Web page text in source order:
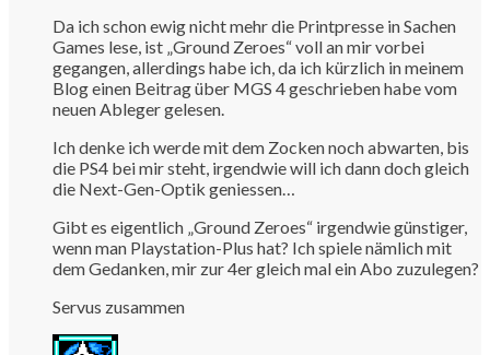
Da ich schon ewig nicht mehr die Printpresse in Sachen
Games lese, ist „Ground Zeroes“ voll an mir vorbei
gegangen, allerdings habe ich, da ich kürzlich in meinem
Blog einen Beitrag über MGS 4 geschrieben habe vom
neuen Ableger gelesen.
Ich denke ich werde mit dem Zocken noch abwarten, bis
die PS4 bei mir steht, irgendwie will ich dann doch gleich
die Next-Gen-Optik geniessen…
Gibt es eigentlich „Ground Zeroes“ irgendwie günstiger,
wenn man Playstation-Plus hat? Ich spiele nämlich mit
dem Gedanken, mir zur 4er gleich mal ein Abo zuzulegen?
Servus zusammen